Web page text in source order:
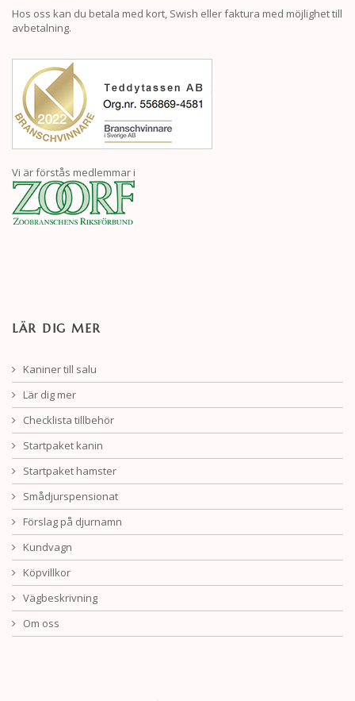
Hos oss kan du betala med kort, Swish eller faktura med möjlighet till
avbetalning.
Vi är förstås medlemmar i
LÄR DIG MER
Kaniner till salu
Lär dig mer
Checklista tillbehör
Startpaket kanin
Startpaket hamster
Smådjurspensionat
Förslag på djurnamn
Kundvagn
Köpvillkor
Vägbeskrivning
Om oss